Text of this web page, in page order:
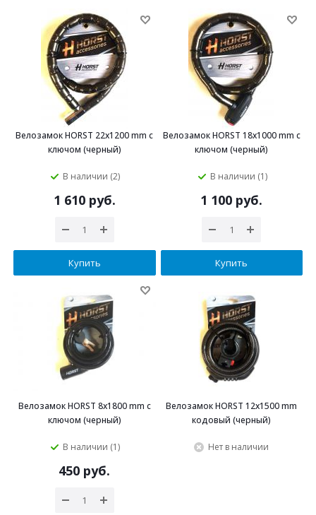
Велозамок HORST 22x1200 mm с
ключом (черный)
В наличии (2)
1 610 руб.
Купить
Велозамок HORST 18x1000 mm с
ключом (черный)
В наличии (1)
1 100 руб.
Купить
Велозамок HORST 8x1800 mm с
ключом (черный)
В наличии (1)
450 руб.
Велозамок HORST 12x1500 mm
кодовый (черный)
Нет в наличии